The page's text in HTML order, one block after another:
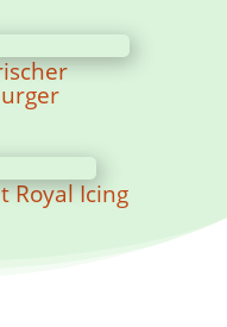
Royal Icing